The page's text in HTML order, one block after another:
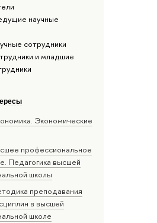
научные
сотрудники
и младшие
Экономические
профессиональное
Педагогика высшей
школы
преподавания
в высшей
школе